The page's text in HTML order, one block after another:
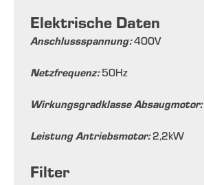
Elektrische Daten
Anschlussspannung:400V
Netzfrequenz:50Hz
Wirkungsgradklasse Absaugmotor:
Leistung Antriebsmotor:2,2kW
Filter